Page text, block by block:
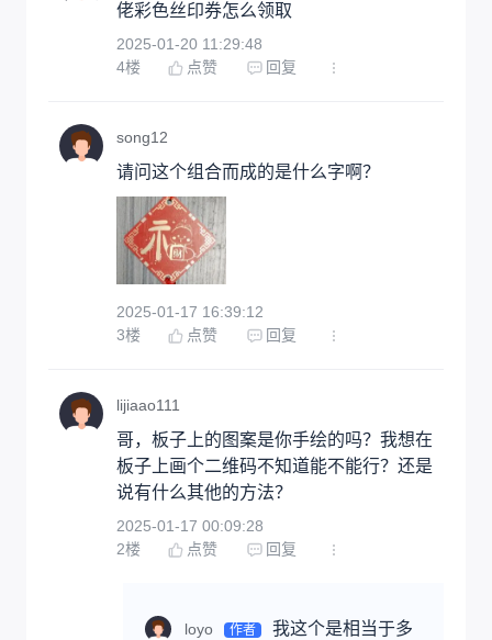
佬彩色丝印券怎么领取
2025-01-20 11:29:48
4楼 点赞 回复
song12
请问这个组合而成的是什么字啊？
2025-01-17 16:39:12
3楼 点赞 回复
lijiaao111
哥，板子上的图案是你手绘的吗？我想在
板子上画个二维码不知道能不能行？还是
说有什么其他的方法？
2025-01-17 00:09:28
2楼 点赞 回复
loyo 作者
我这个是相当于多